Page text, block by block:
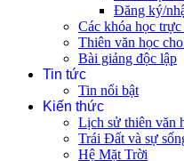
Đăng ký/
Các khóa học trực
Thiên văn học
Bài giảng độc lập
Tin tức
Tin nổi bật
Kiến thức
Lịch sử thiên văn
Trái Đất và sự
Hệ Mặt Trời